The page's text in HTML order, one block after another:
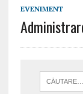
EVENIMENT